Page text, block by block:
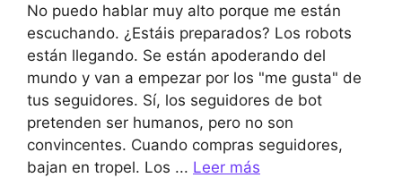
No puedo hablar muy alto porque me están
escuchando. ¿Estáis preparados? Los robots
están llegando. Se están apoderando del
mundo y van a empezar por los "me gusta" de
tus seguidores. Sí, los seguidores de bot
pretenden ser humanos, pero no son
convincentes. Cuando compras seguidores,
bajan en tropel. Los ... Leer más